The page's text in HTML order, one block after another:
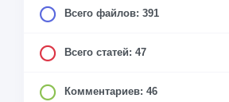
Всего файлов: 391
Всего статей: 47
Комментариев: 46